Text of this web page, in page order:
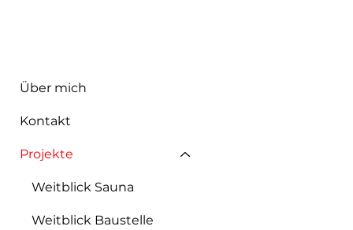
Über mich
Kontakt
Projekte
Weitblick Sauna
Weitblick Baustelle